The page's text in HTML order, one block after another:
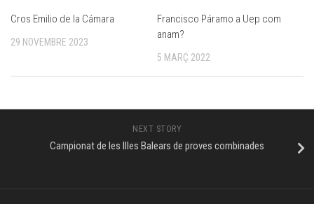
Cros Emilio de la Cámara
29 NOVEMBRE 2023
Francisco Páramo a Uep com
anam?
5 MARÇ 2022
NEXT STORY
Campionat de les Illes Balears de proves combinades